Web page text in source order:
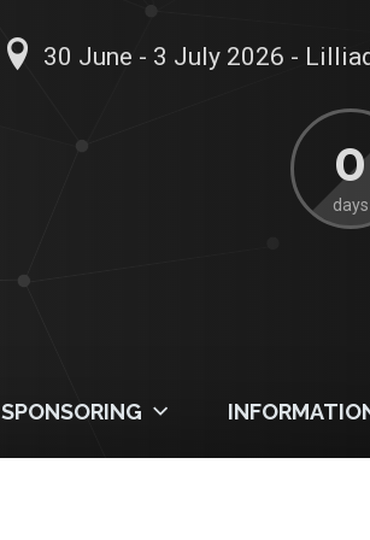
30 June - 3 July 2026 -
0
days
SPONSORING